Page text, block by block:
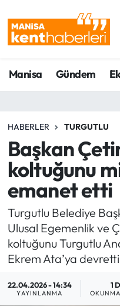
Manisa Gündem
HABERLER TURGUTLU
Başkan
koltuğunu
emanet etti
Turgutlu Belediye
Ulusal Egemenlik ve
koltuğunu Turgutlu
Ekrem Ata’ya
22.04.2026 - 14:34
YAYINLANMA
1
Ahmetli Hava
Ahmetli Trafik
Son Dakika
Haber Arşivi